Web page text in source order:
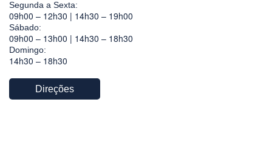
Segunda a Sexta:
09h00 – 12h30 | 14h30 – 19h00
Sábado:
09h00 – 13h00 | 14h30 – 18h30
Domingo:
14h30 – 18h30
Direções